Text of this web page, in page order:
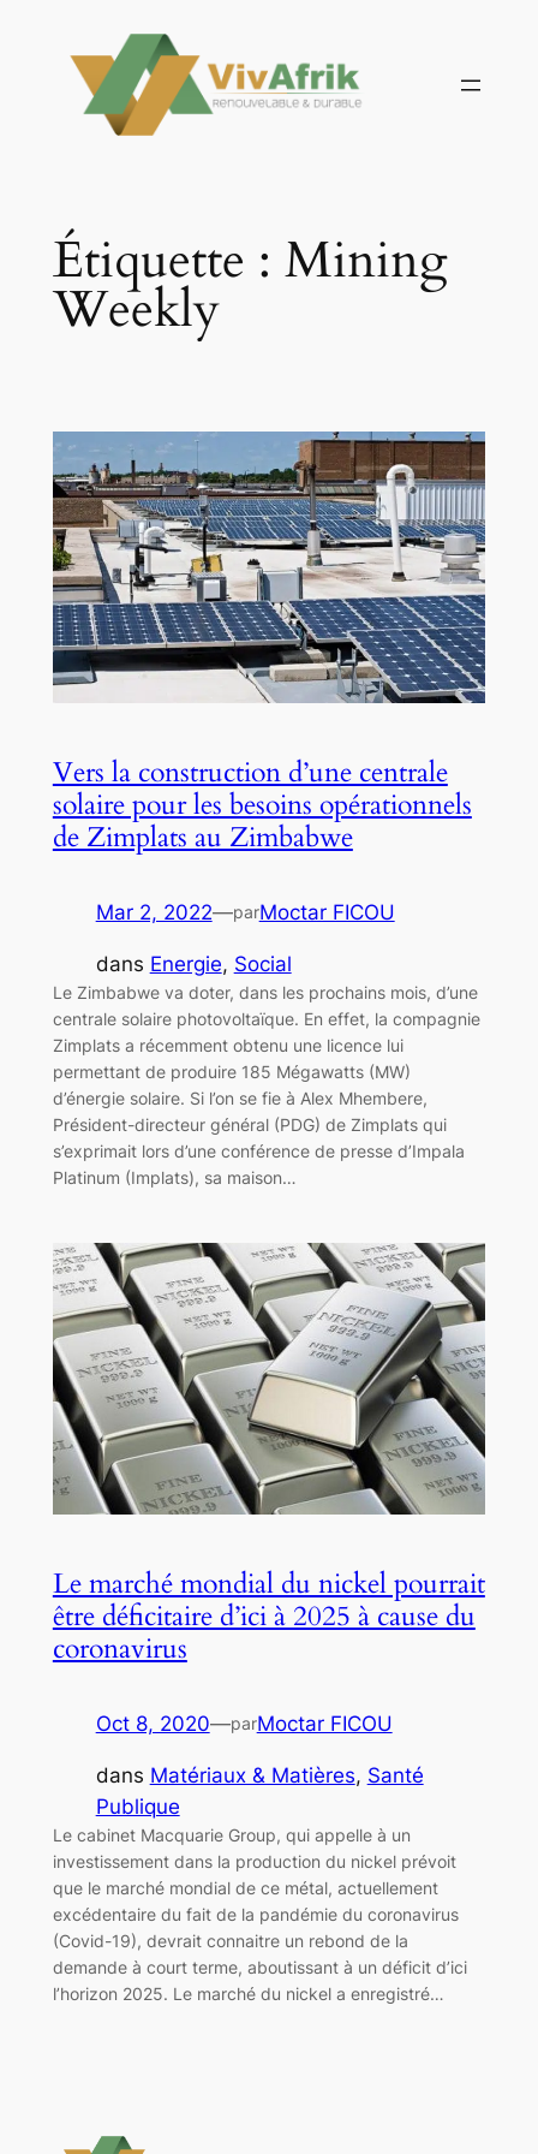
contenu
Étiquette : Mining
Weekly
Vers la construction d’une centrale
solaire pour les besoins opérationnels
de Zimplats au Zimbabwe
Mar 2, 2022—parMoctar FICOU
dans Energie, Social
Le Zimbabwe va doter, dans les prochains mois, d’une
centrale solaire photovoltaïque. En effet, la compagnie
Zimplats a récemment obtenu une licence lui
permettant de produire 185 Mégawatts (MW)
d’énergie solaire. Si l’on se fie à Alex Mhembere,
Président-directeur général (PDG) de Zimplats qui
s’exprimait lors d’une conférence de presse d’Impala
Platinum (Implats), sa maison…
Le marché mondial du nickel pourrait
être déficitaire d’ici à 2025 à cause du
coronavirus
Oct 8, 2020—parMoctar FICOU
dans Matériaux & Matières, Santé
Publique
Le cabinet Macquarie Group, qui appelle à un
investissement dans la production du nickel prévoit
que le marché mondial de ce métal, actuellement
excédentaire du fait de la pandémie du coronavirus
(Covid-19), devrait connaitre un rebond de la
demande à court terme, aboutissant à un déficit d’ici
l’horizon 2025. Le marché du nickel a enregistré…